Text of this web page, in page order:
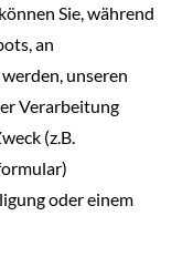
Sie, während
an
unseren
Verarbeitung
(z.B.
oder einem